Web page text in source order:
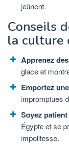
jeûnent.
Conseils
la culture
Apprenez
glace et
Emportez
impromptues
Soyez patient
Égypte et se
impolitesse.